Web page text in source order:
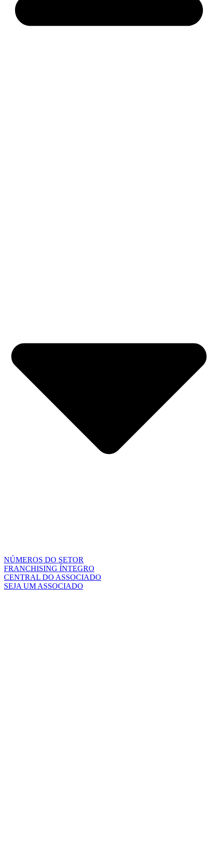
NÚMEROS DO SETOR
FRANCHISING ÍNTEGRO
CENTRAL DO ASSOCIADO
SEJA UM ASSOCIADO